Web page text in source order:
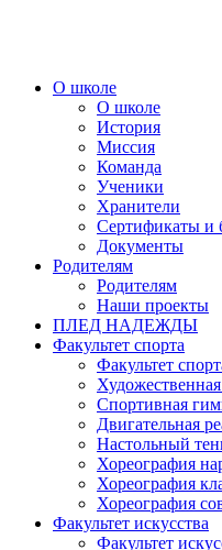
О школе
О школе
История
Миссия
Команда
Ученики
Хранители
Сертификаты и
Документы
Родителям
Родителям
Наши проекты
ПЛЕД НАДЕЖДЫ
Факультет спорта
Факультет
Спортивная
Двигательная
Настольный
Хореография
Хореография
Хореография
Факультет искусства
Факультет